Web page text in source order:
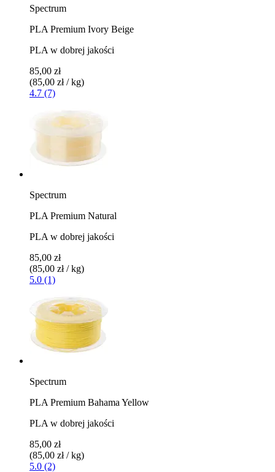
Spectrum
PLA Premium Ivory Beige
PLA w dobrej jakości
85,00 zł
(85,00 zł / kg)
4.7 (7)
Spectrum
PLA Premium Natural
PLA w dobrej jakości
85,00 zł
(85,00 zł / kg)
5.0 (1)
Spectrum
PLA Premium Bahama Yellow
PLA w dobrej jakości
85,00 zł
(85,00 zł / kg)
5.0 (2)